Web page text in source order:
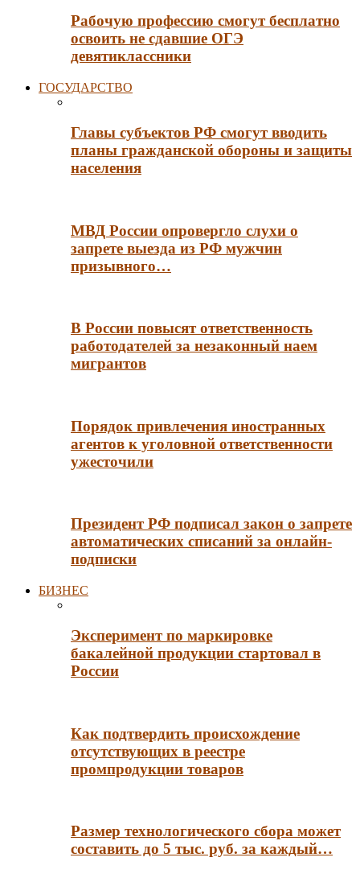
Рабочую профессию смогут бесплатно
освоить не сдавшие ОГЭ
девятиклассники
ГОСУДАРСТВО
Главы субъектов РФ смогут вводить
планы гражданской обороны и защиты
населения
МВД России опровергло слухи о
запрете выезда из РФ мужчин
призывного…
В России повысят ответственность
работодателей за незаконный наем
мигрантов
Порядок привлечения иностранных
агентов к уголовной ответственности
ужесточили
Президент РФ подписал закон о запрете
автоматических списаний за онлайн-
подписки
БИЗНЕС
Эксперимент по маркировке
бакалейной продукции стартовал в
России
Как подтвердить происхождение
отсутствующих в реестре
промпродукции товаров
Размер технологического сбора может
составить до 5 тыс. руб. за каждый…